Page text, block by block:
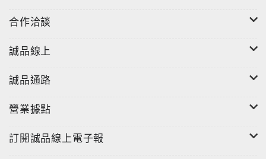
慣。透過正念呼吸，你能發現這個習氣。正念能幫助你
中的每一刻，我們就不會成為壓力的受害者。
有時候，我們在工作環境中感到不安，不被接納，害怕
受到拒絕。我們需要學習接納自己的本來面目，整個宇
得美麗的意思是「成為你自己」。
合作洽談
誠品線上
誠品通路
營業據點
訂閱誠品線上電子報